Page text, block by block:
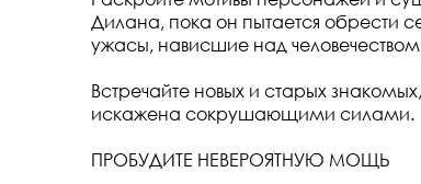
Дилана, пока он пытается обрести
ужасы, нависшие над
Встречайте новых и старых
искажена сокрушающими силами.
ПРОБУДИТЕ НЕВЕРОЯТНУЮ МОЩЬ